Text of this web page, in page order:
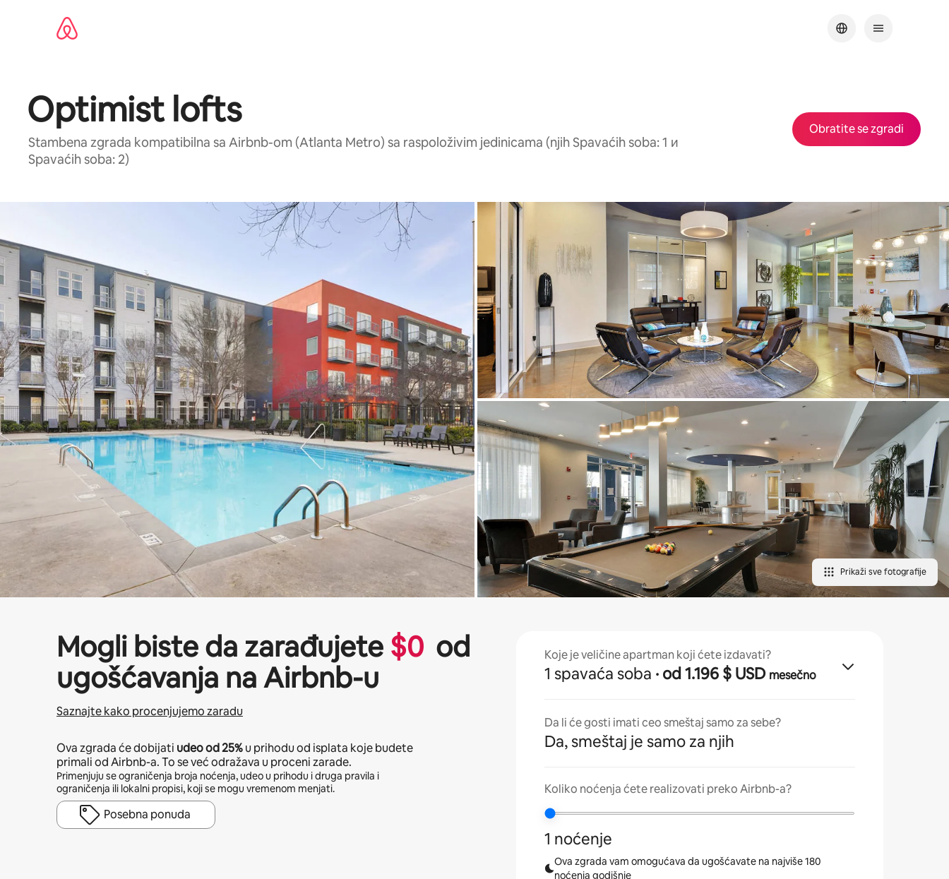
Optimist lofts
Stambena zgrada kompatibilna sa Airbnb-om (Atlanta Metro) sa raspoloživim jedinicama (njih Spavaćih soba: 1 и
Spavaćih soba: 2)
Obratite se zgradi
Prikaži sve fotografije
Mogli biste da zarađujete $0 od
ugošćavanja na Airbnb-u
Saznajte kako procenjujemo zaradu
Ova zgrada će dobijati udeo od25%u prihodu od isplata koje budete
primali od Airbnb-a. To se već odražava u proceni zarade.
Primenjuju se ograničenja broja noćenja, udeo u prihodu i druga pravila i
ograničenja ili lokalni propisi, koji se mogu vremenom menjati.
Posebna ponuda
Koje je veličine apartman koji ćete izdavati?
1 spavaća soba · od 1.196 $ USD mesečno
Da li će gosti imati ceo smeštaj samo za sebe?
Da, smeštaj je samo za njih
Koliko noćenja ćete realizovati preko Airbnb-a?
1 noćenje
Ova zgrada vam omogućava da ugošćavate na najviše 180
noćenja godišnje